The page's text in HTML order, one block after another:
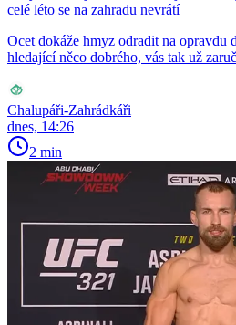
celé léto se na zahradu nevrátí
Ocet dokáže hmyz odradit na opravdu
hledající něco dobrého, vás tak už
Chalupáři-Zahrádkáři
dnes, 14:26
2 min